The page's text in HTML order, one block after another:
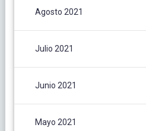
Agosto 2021
Julio 2021
Junio 2021
Mayo 2021